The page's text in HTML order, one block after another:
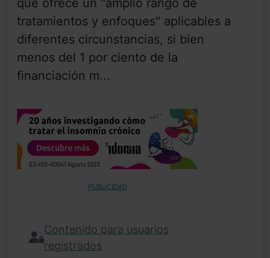
que ofrece un "amplio rango de
tratamientos y enfoques" aplicables a
diferentes circunstancias, si bien
menos del 1 por ciento de la
financiación m...
PUBLICIDAD
Contenido para usuarios
registrados